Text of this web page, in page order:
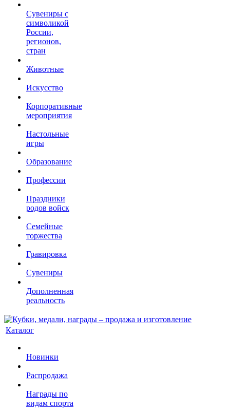
Сувениры с
символикой
России,
регионов,
стран
Животные
Искусство
Корпоративные
мероприятия
Настольные
игры
Образование
Профессии
Праздники
родов войск
Семейные
торжества
Гравировка
Сувениры
Дополненная
реальность
Каталог
Новинки
Распродажа
Награды по
видам спорта